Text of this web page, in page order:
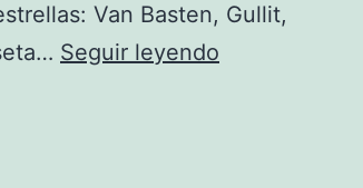
Van Basten, Gullit,
Seguir leyendo